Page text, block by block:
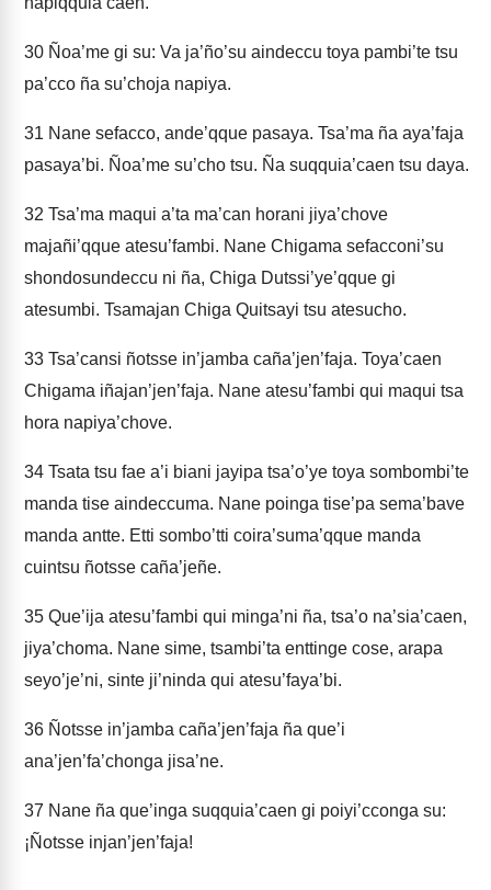
30 Ñoa’me gi su: Va ja’ño’su aindeccu toya pambi’te tsu
pa’cco ña su’choja napiya.
31 Nane sefacco, ande’qque pasaya. Tsa’ma ña aya’faja
pasaya’bi. Ñoa’me su’cho tsu. Ña suqquia’caen tsu daya.
32 Tsa’ma maqui a’ta ma’can horani jiya’chove
majañi’qque atesu’fambi. Nane Chigama sefacconi’su
shondosundeccu ni ña, Chiga Dutssi’ye’qque gi
atesumbi. Tsamajan Chiga Quitsayi tsu atesucho.
33 Tsa’cansi ñotsse in’jamba caña’jen’faja. Toya’caen
Chigama iñajan’jen’faja. Nane atesu’fambi qui maqui tsa
hora napiya’chove.
34 Tsata tsu fae a’i biani jayipa tsa’o’ye toya sombombi’te
manda tise aindeccuma. Nane poinga tise’pa sema’bave
manda antte. Etti sombo’tti coira’suma’qque manda
cuintsu ñotsse caña’jeñe.
35 Que’ija atesu’fambi qui minga’ni ña, tsa’o na’sia’caen,
jiya’choma. Nane sime, tsambi’ta enttinge cose, arapa
seyo’je’ni, sinte ji’ninda qui atesu’faya’bi.
36 Ñotsse in’jamba caña’jen’faja ña que’i
ana’jen’fa’chonga jisa’ne.
37 Nane ña que’inga suqquia’caen gi poiyi’cconga su:
¡Ñotsse injan’jen’faja!